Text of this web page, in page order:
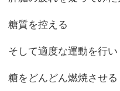
糖質を控える
そして適度な運動を行い
糖をどんどん燃焼させる